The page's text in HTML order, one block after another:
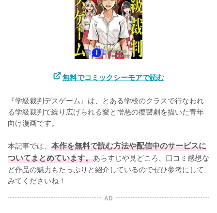
無料でコミックシーモアで読む
『学級裁判デスゲーム』は、とある学校のクラスで行なわれ
る学級裁判で繰り広げられる愛と憎悪の復讐劇を描いた青年
向け漫画です。
本記事では、 本作を無料で読む方法や配信中のサービスに
ついてまとめています。あらすじや見どころ、口コミ感想な
ど作品の魅力もたっぷりと紹介しているのでぜひ参考にして
みてくださいね！
AD